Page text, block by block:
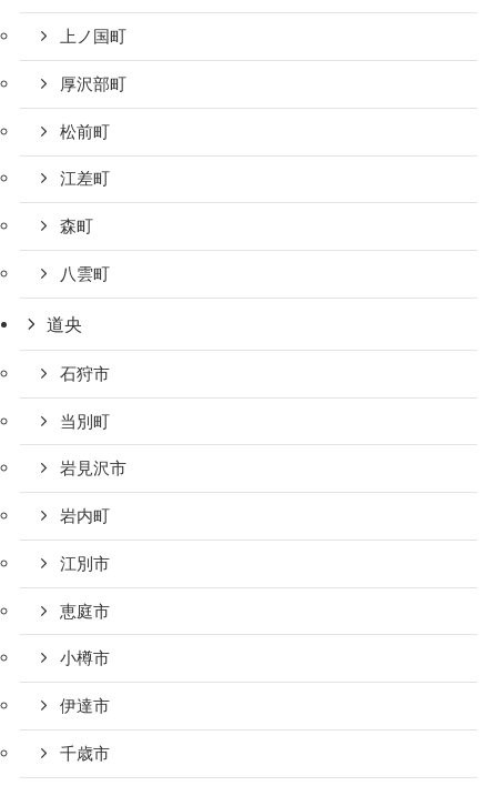
上ノ国町
厚沢部町
松前町
江差町
森町
八雲町
道央
石狩市
当別町
岩見沢市
岩内町
江別市
恵庭市
小樽市
伊達市
千歳市